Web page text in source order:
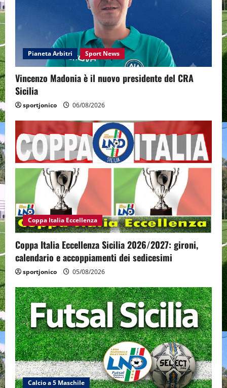
Pianeta Arbitri Sport News
Vincenzo Madonia è il nuovo presidente del CRA
Sicilia
sportjonico 06/08/2026
Coppa Italia Eccellenza
Coppa Italia Eccellenza Sicilia 2026/2027: gironi,
calendario e accoppiamenti dei sedicesimi
sportjonico 05/08/2026
Calcio a 5 Maschile